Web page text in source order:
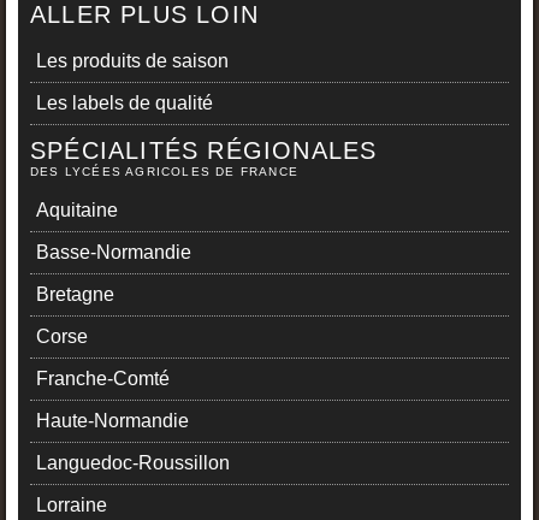
ALLER PLUS LOIN
Les produits de saison
Les labels de qualité
SPÉCIALITÉS RÉGIONALES
DES LYCÉES AGRICOLES DE FRANCE
Aquitaine
Basse-Normandie
Bretagne
Corse
Franche-Comté
Haute-Normandie
Languedoc-Roussillon
Lorraine